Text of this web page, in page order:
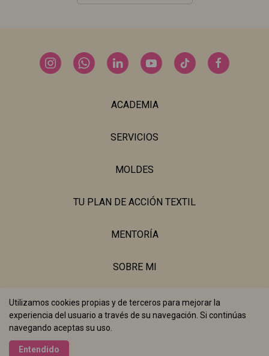
ACADEMIA
SERVICIOS
MOLDES
TU PLAN DE ACCIÓN TEXTIL
MENTORÍA
SOBRE MI
BLOG
Utilizamos cookies propias y de terceros para mejorar la
experiencia del usuario a través de su navegación. Si continúas
navegando aceptas su uso.
Entendido